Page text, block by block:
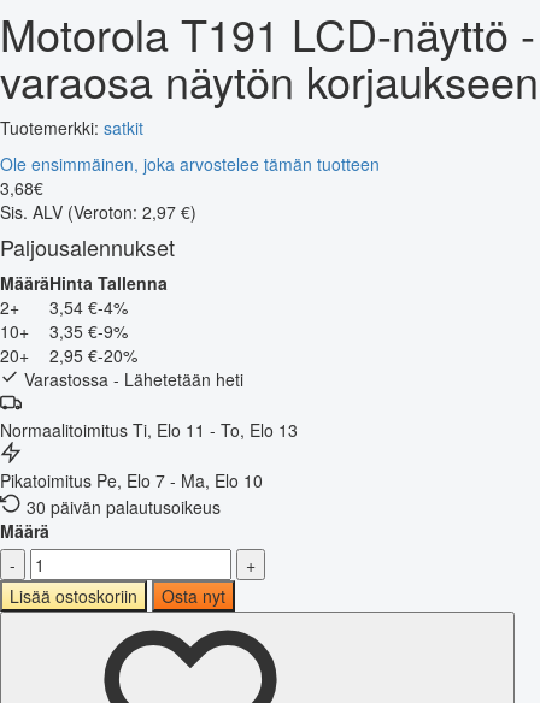
Motorola T191 LCD-näyttö -
varaosa näytön korjaukseen
Tuotemerkki: satkit
Ole ensimmäinen, joka arvostelee tämän tuotteen
3,68€
Sis. ALV (Veroton: 2,97 €)
Paljousalennukset
MääräHinta Tallenna
2+
3,54 €-4%
10+
3,35 €-9%
20+
2,95 €-20%
Varastossa - Lähetetään heti
Normaalitoimitus Ti, Elo 11 - To, Elo 13
Pikatoimitus Pe, Elo 7 - Ma, Elo 10
30 päivän palautusoikeus
Määrä
-
+
Lisää ostoskoriin
Osta nyt